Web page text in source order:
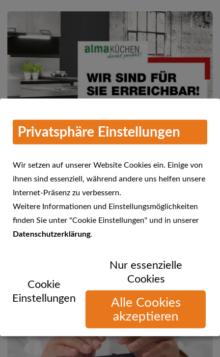
alma KÜCHEN - Wir sind für Sie
erreichbar!
24.04.2021
Privatsphäre Einstellungen
Wir setzen auf unserer Website Cookies ein. Einige von
ihnen sind essenziell, während andere uns helfen unsere
Internet-Präsenz zu verbessern.
Weitere Informationen und Einstellungsmöglichkeiten
finden Sie unter "Cookie Einstellungen" und in unserer
Datenschutzerklärung.
Cookie
Einstellungen
Nur essenzielle
Cookies
Alle Cookies
akzeptieren